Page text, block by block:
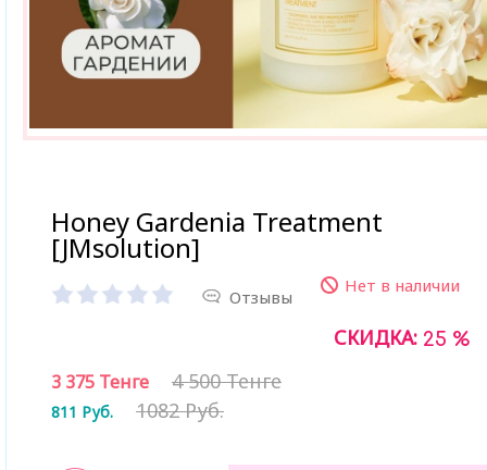
Honey Gardenia Treatment
[JMsolution]
Отзывы
Нет в наличии
СКИДКА: 25 %
3 375 Тенге 4 500 Тенге
811 Руб. 1082 Руб.